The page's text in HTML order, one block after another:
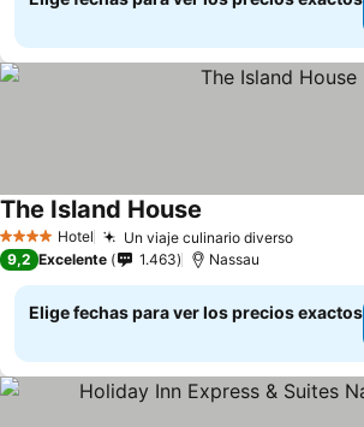
4 EstrellasHotel Un viaje culinario diverso
The Island House
9,2 Excelente 1.463 Nassau
Elige fechas para ver los precios exactos